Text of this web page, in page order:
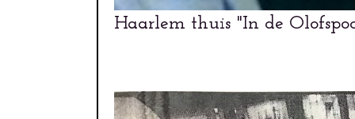
Haarlem thuis "In de